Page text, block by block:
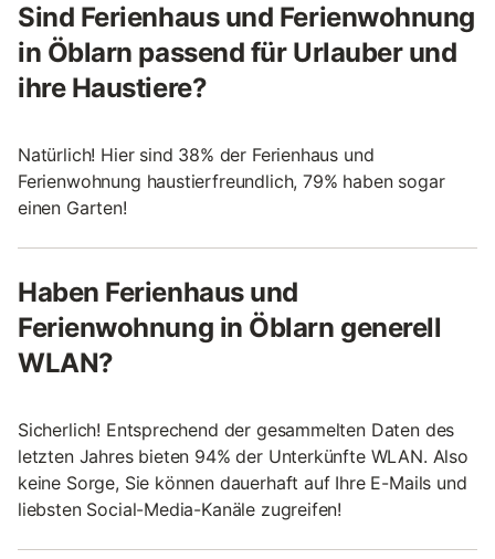
Sind Ferienhaus und Ferienwohnung
in Öblarn passend für Urlauber und
ihre Haustiere?
Natürlich! Hier sind 38% der Ferienhaus und
Ferienwohnung haustierfreundlich, 79% haben sogar
einen Garten!
Haben Ferienhaus und
Ferienwohnung in Öblarn generell
WLAN?
Sicherlich! Entsprechend der gesammelten Daten des
letzten Jahres bieten 94% der Unterkünfte WLAN. Also
keine Sorge, Sie können dauerhaft auf Ihre E-Mails und
liebsten Social-Media-Kanäle zugreifen!